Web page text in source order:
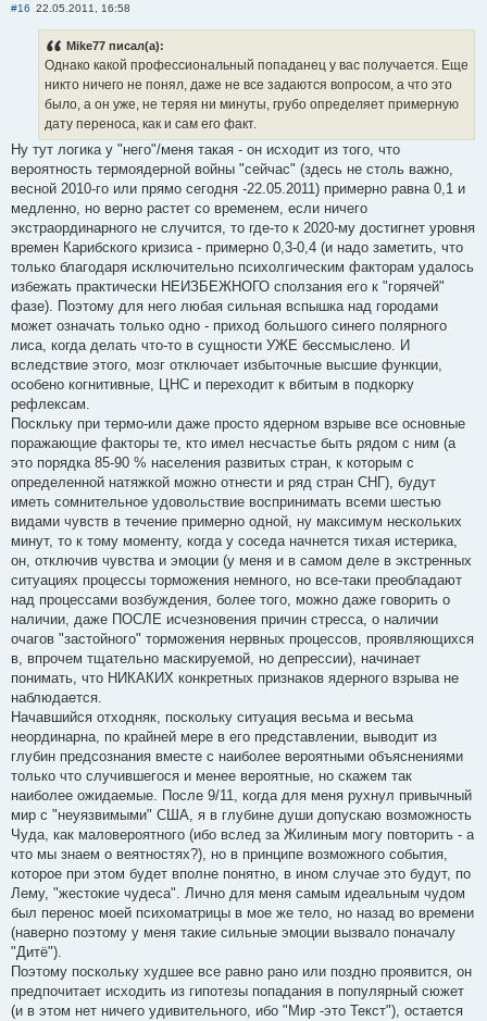
#16 22.05.2011, 16:58
Mike77 писал(а):
Однако какой профессиональный попаданец у вас получается. Еще
никто ничего не понял, даже не все задаются вопросом, а что это
было, а он уже, не теряя ни минуты, грубо определяет примерную
дату переноса, как и сам его факт.
Ну тут логика у "него"/меня такая - он исходит из того, что
вероятность термоядерной войны "сейчас" (здесь не столь важно,
весной 2010-го или прямо сегодня -22.05.2011) примерно равна 0,1 и
медленно, но верно растет со временем, если ничего
экстраординарного не случится, то где-то к 2020-му достигнет уровня
времен Карибского кризиса - примерно 0,3-0,4 (и надо заметить, что
только благодаря исключительно психолгическим факторам удалось
избежать практически НЕИЗБЕЖНОГО сползания его к "горячей"
фазе). Поэтому для него любая сильная вспышка над городами
может означать только одно - приход большого синего полярного
лиса, когда делать что-то в сущности УЖЕ бессмыслено. И
вследствие этого, мозг отключает избыточные высшие функции,
особено когнитивные, ЦНС и переходит к вбитым в подкорку
рефлексам.
Поскльку при термо-или даже просто ядерном взрыве все основные
поражающие факторы те, кто имел несчастье быть рядом с ним (а
это порядка 85-90 % населения развитых стран, к которым с
определенной натяжкой можно отнести и ряд стран СНГ), будут
иметь сомнительное удовольствие воспринимать всеми шестью
видами чувств в течение примерно одной, ну максимум нескольких
минут, то к тому моменту, когда у соседа начнется тихая истерика,
он, отключив чувства и эмоции (у меня и в самом деле в экстренных
ситуациях процессы торможения немного, но все-таки преобладают
над процессами возбуждения, более того, можно даже говорить о
наличии, даже ПОСЛЕ исчезновения причин стресса, о наличии
очагов "застойного" торможения нервных процессов, проявляющихся
в, впрочем тщательно маскируемой, но депрессии), начинает
понимать, что НИКАКИХ конкретных признаков ядерного взрыва не
наблюдается.
Начавшийся отходняк, поскольку ситуация весьма и весьма
неординарна, по крайней мере в его представлении, выводит из
глубин предсознания вместе с наиболее вероятными объяснениями
только что случившегося и менее вероятные, но скажем так
наиболее ожидаемые. После 9/11, когда для меня рухнул привычный
мир с "неуязвимыми" США, я в глубине души допускаю возможность
Чуда, как маловероятного (ибо вслед за Жилиным могу повторить - а
что мы знаем о веятностях?), но в принципе возможного события,
которое при этом будет вполне понятно, в ином случае это будут, по
Лему, "жестокие чудеса". Лично для меня самым идеальным чудом
был перенос моей психоматрицы в мое же тело, но назад во времени
(наверно поэтому у меня такие сильные эмоции вызвало поначалу
"Дитё").
Поэтому поскольку худшее все равно рано или поздно проявится, он
предпочитает исходить из гипотезы попадания в популярный сюжет
(и в этом нет ничего удивительного, ибо "Мир -это Текст"), остается